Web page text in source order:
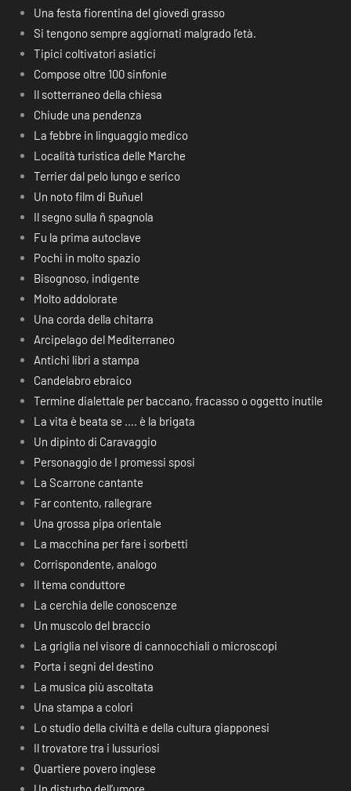
Una festa fiorentina del giovedì grasso
Si tengono sempre aggiornati malgrado l’età.
Tipici coltivatori asiatici
Compose oltre 100 sinfonie
Il sotterraneo della chiesa
Chiude una pendenza
La febbre in linguaggio medico
Località turistica delle Marche
Terrier dal pelo lungo e serico
Un noto film di Buñuel
Il segno sulla ñ spagnola
Fu la prima autoclave
Pochi in molto spazio
Bisognoso, indigente
Molto addolorate
Una corda della chitarra
Arcipelago del Mediterraneo
Antichi libri a stampa
Candelabro ebraico
Termine dialettale per baccano, fracasso o oggetto inutile
La vita è beata se …. è la brigata
Un dipinto di Caravaggio
Personaggio de I promessi sposi
La Scarrone cantante
Far contento, rallegrare
Una grossa pipa orientale
La macchina per fare i sorbetti
Corrispondente, analogo
Il tema conduttore
La cerchia delle conoscenze
Un muscolo del braccio
La griglia nel visore di cannocchiali o microscopi
Porta i segni del destino
La musica più ascoltata
Una stampa a colori
Lo studio della civiltà e della cultura giapponesi
Il trovatore tra i lussuriosi
Quartiere povero inglese